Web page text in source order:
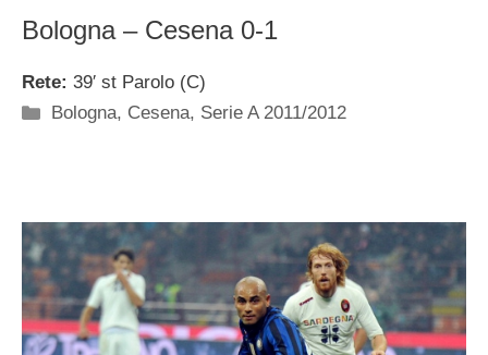
Bologna – Cesena 0-1
Rete: 39′ st Parolo (C)
Categorie
Bologna, Cesena, Serie A 2011/2012